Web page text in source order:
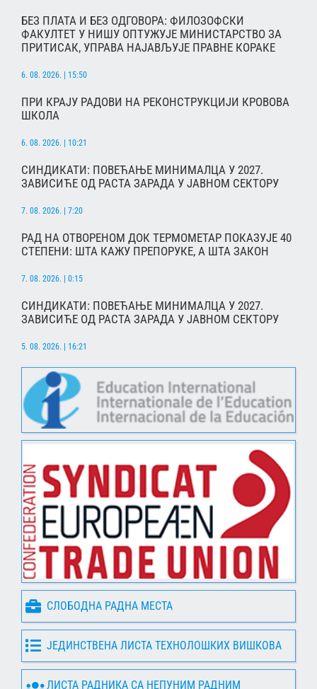
БЕЗ ПЛАТА И БЕЗ ОДГОВОРА: ФИЛОЗОФСКИ
ФАКУЛТЕТ У НИШУ ОПТУЖУЈЕ МИНИСТАРСТВО ЗА
ПРИТИСАК, УПРАВА НАЈАВЉУЈЕ ПРАВНЕ КОРАКЕ
6. 08. 2026. | 15:50
ПРИ КРАЈУ РАДОВИ НА РЕКОНСТРУКЦИЈИ КРОВОВА
ШКОЛА
6. 08. 2026. | 10:21
СИНДИКАТИ: ПОВЕЋАЊЕ МИНИМАЛЦА У 2027.
ЗАВИСИЋЕ ОД РАСТА ЗАРАДА У ЈАВНОМ СЕКТОРУ
7. 08. 2026. | 7:20
РАД НА ОТВОРЕНОМ ДОК ТЕРМОМЕТАР ПОКАЗУЈЕ 40
СТЕПЕНИ: ШТА КАЖУ ПРЕПОРУКЕ, А ШТА ЗАКОН
7. 08. 2026. | 0:15
СИНДИКАТИ: ПОВЕЋАЊЕ МИНИМАЛЦА У 2027.
ЗАВИСИЋЕ ОД РАСТА ЗАРАДА У ЈАВНОМ СЕКТОРУ
5. 08. 2026. | 16:21
СЛОБОДНА РАДНА МЕСТА
ЈЕДИНСТВЕНА ЛИСТА ТЕХНОЛОШКИХ ВИШКОВА
ЛИСТА РАДНИКА СА НЕПУНИМ РАДНИМ